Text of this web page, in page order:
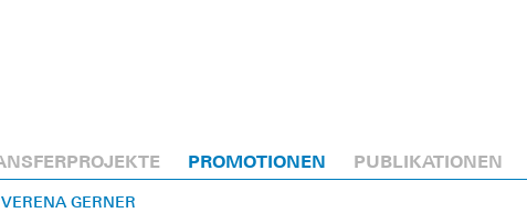
PROMOTIONEN PUBLIKATIONEN
GERNER